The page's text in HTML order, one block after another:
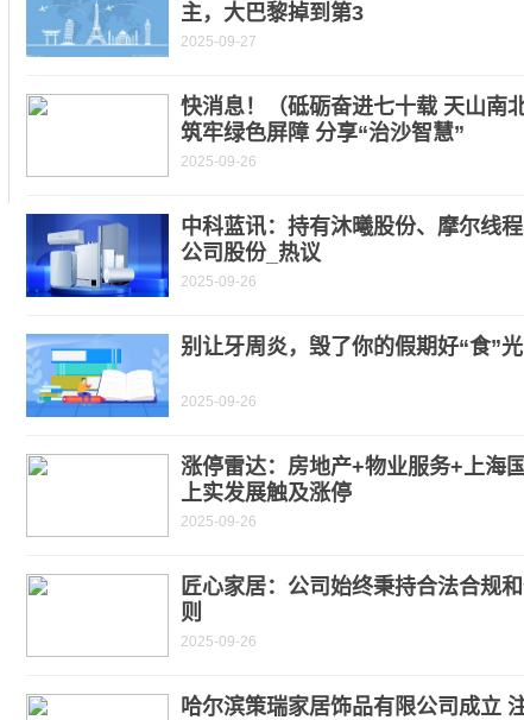
主，大巴黎掉到第3
2025-09-27
快消息！（砥砺奋进七十载 天山南
筑牢绿色屏障 分享“治沙智慧”
2025-09-26
中科蓝讯：持有沐曦股份、摩尔线
公司股份_热议
2025-09-26
别让牙周炎，毁了你的假期好“食”光
2025-09-26
涨停雷达：房地产+物业服务+上海
上实发展触及涨停
2025-09-26
匠心家居：公司始终秉持合法合规
则
2025-09-26
哈尔滨策瑞家居饰品有限公司成立